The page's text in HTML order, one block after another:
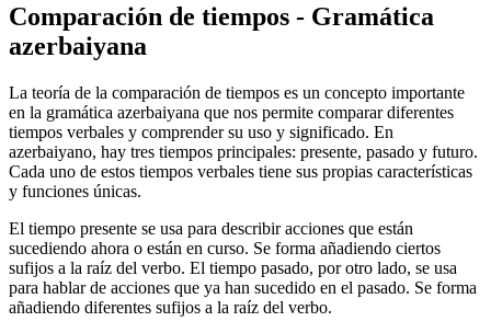
Comparación de tiempos - Gramática
azerbaiyana
La teoría de la comparación de tiempos es un concepto importante
en la gramática azerbaiyana que nos permite comparar diferentes
tiempos verbales y comprender su uso y significado. En
azerbaiyano, hay tres tiempos principales: presente, pasado y futuro.
Cada uno de estos tiempos verbales tiene sus propias características
y funciones únicas.
El tiempo presente se usa para describir acciones que están
sucediendo ahora o están en curso. Se forma añadiendo ciertos
sufijos a la raíz del verbo. El tiempo pasado, por otro lado, se usa
para hablar de acciones que ya han sucedido en el pasado. Se forma
añadiendo diferentes sufijos a la raíz del verbo.